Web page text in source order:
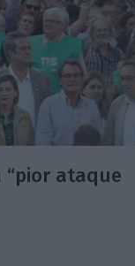
“pior ataque